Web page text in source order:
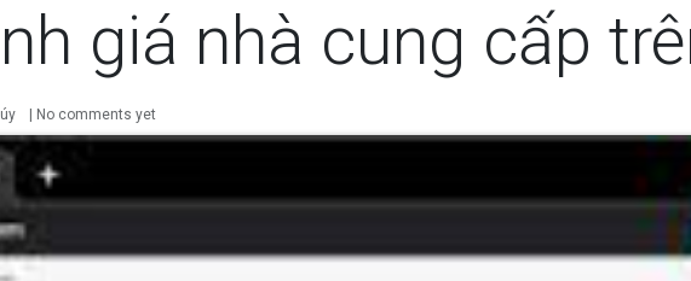
giá nhà cung cấp
| No comments yet